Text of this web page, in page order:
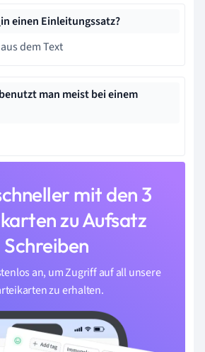
in einen Einleitungssatz?
dem Text
man meist bei einem
mit den 3
zu Aufsatz
Schreiben
an, um Zugriff auf all unsere
zu erhalten.